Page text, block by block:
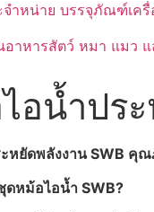
จำหน่าย บรรจุภัณฑ์เค
อาหารสัตว์ หมา แมว
อน้ำปร
หยัดพลังงาน SWB คุณ
หม้อไอน้ำ SWB?